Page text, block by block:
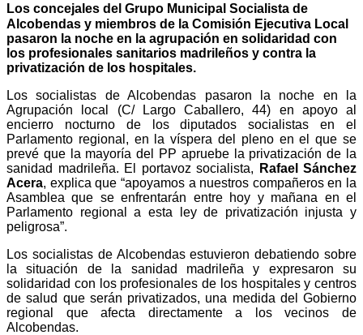
Los concejales del Grupo Municipal Socialista de
Alcobendas y miembros de la Comisión Ejecutiva Local
pasaron la noche en la agrupación en solidaridad con
los profesionales sanitarios madrileños y contra la
privatización de los hospitales.
Los socialistas de Alcobendas pasaron la noche en la
Agrupación local (C/ Largo Caballero, 44) en apoyo al
encierro nocturno de los diputados socialistas en el
Parlamento regional, en la víspera del pleno en el que se
prevé que la mayoría del PP apruebe la privatización de la
sanidad madrileña. El portavoz socialista,
Rafael Sánchez
Acera, explica que “apoyamos a nuestros compañeros en la
Asamblea que se enfrentarán entre hoy y mañana en el
Parlamento regional a esta ley de privatización injusta y
peligrosa”.
Los socialistas de Alcobendas estuvieron debatiendo sobre
la situación de la sanidad madrileña y expresaron su
solidaridad con los profesionales de los hospitales y centros
de salud que serán privatizados, una medida del Gobierno
regional que afecta directamente a los vecinos de
Alcobendas.